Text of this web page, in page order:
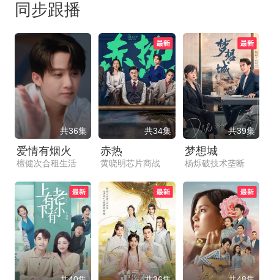
同步跟播
共36集
爱情有烟火
檀健次合租生活
共34集
赤热
黄晓明芯片商战
共39集
梦想城
杨烁破技术垄断